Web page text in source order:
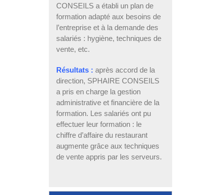
CONSEILS a établi un plan de
formation adapté aux besoins de
l’entreprise et à la demande des
salariés : hygiène, techniques de
vente, etc.
Résultats : après accord de la
direction, SPHAIRE CONSEILS
a pris en charge la gestion
administrative et financière de la
formation. Les salariés ont pu
effectuer leur formation : le
chiffre d’affaire du restaurant
augmente grâce aux techniques
de vente appris par les serveurs.